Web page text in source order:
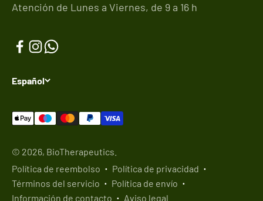
Atención de Lunes a Viernes, de 9 a 16 h
Español
© 2026, BioTherapeutics.
Política de reembolso
Política de privacidad
Términos del servicio
Política de envío
Información de contacto
Aviso legal